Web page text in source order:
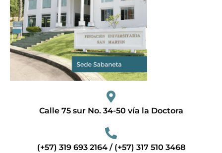
Calle 75 sur No. 34-50 vía la Doctora
(+57) 319 693 2164 / (+57) 317 510 3468